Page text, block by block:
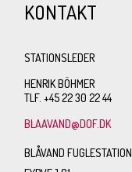
KONTAKT
STATIONSLEDER
HENRIK BÖHMER
TLF. +45 22 30 22 44
BLAAVAND@DOF.DK
BLÅVAND FUGLESTATION